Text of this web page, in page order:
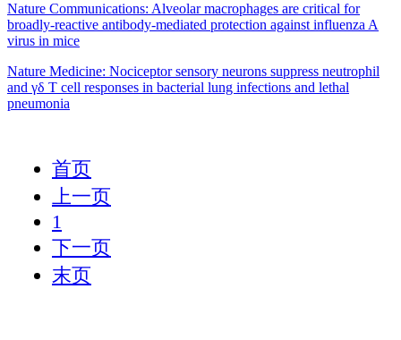
Nature Communications: Alveolar macrophages are critical for
broadly-reactive antibody-mediated protection against influenza A
virus in mice
Nature Medicine: Nociceptor sensory neurons suppress neutrophil
and γδ T cell responses in bacterial lung infections and lethal
pneumonia
首页
上一页
1
下一页
末页